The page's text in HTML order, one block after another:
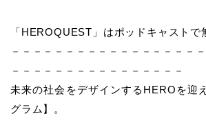
「HEROQUEST」はポッドキャストで
－－－－－－－－－－－－－－－－－
－－－－－－－－－－－－－－－－
未来の社会をデザインするHEROを迎
グラム】。